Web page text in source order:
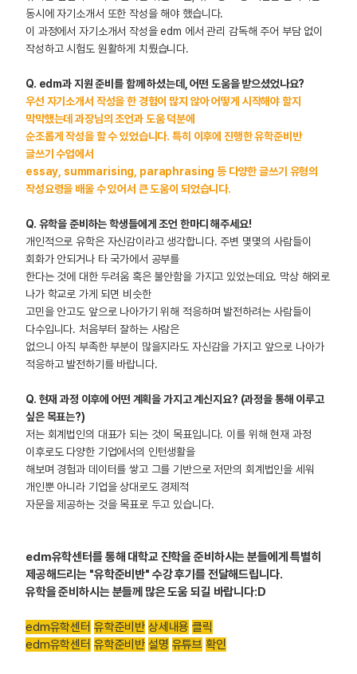
동시에 자기소개서 또한 작성을 해야 했습니다.
이 과정에서 자기소개서 작성을 edm 에서 관리 감독해 주어 부담 없이
작성하고 시험도 원활하게 치뤘습니다.
Q. edm과 지원 준비를 함께 하셨는데, 어떤 도움을 받으셨었나요?
우선 자기소개서 작성을 한 경험이 많지 않아 어떻게 시작해야 할지
막막했는데 과장님의 조언과 도움 덕분에
순조롭게 작성을 할 수 있었습니다. 특히 이후에 진행한 유학준비반
글쓰기 수업에서
essay, summarising, paraphrasing 등 다양한 글쓰기 유형의
작성요령을 배울 수 있어서 큰 도움이 되었습니다.
Q. 유학을 준비하는 학생들에게 조언 한마디 해주세요!
개인적으로 유학은 자신감이라고 생각합니다. 주변 몇몇의 사람들이
회화가 안되거나 타 국가에서 공부를
한다는 것에 대한 두려움 혹은 불안함을 가지고 있었는데요. 막상 해외로
나가 학교로 가게 되면 비슷한
고민을 안고도 앞으로 나아가기 위해 적응하며 발전하려는 사람들이
다수입니다. 처음부터 잘하는 사람은
없으니 아직 부족한 부분이 많을지라도 자신감을 가지고 앞으로 나아가
적응하고 발전하기를 바랍니다.
Q. 현재 과정 이후에 어떤 계획을 가지고 계신지요? (과정을 통해 이루고
싶은 목표는?)
저는 회계법인의 대표가 되는 것이 목표입니다. 이를 위해 현재 과정
이후로도 다양한 기업에서의 인턴생활을
해보며 경험과 데이터를 쌓고 그를 기반으로 저만의 회계법인을 세워
개인뿐 아니라 기업을 상대로도 경제적
자문을 제공하는 것을 목표로 두고 있습니다.
edm유학센터를 통해 대학교 진학을 준비하시는 분들에게 특별히
제공해드리는 "유학준비반" 수강 후기를 전달해드립니다.
유학을 준비하시는 분들께 많은 도움 되길 바랍니다:D
edm유학센터 유학준비반 상세내용 클릭
edm유학센터 유학준비반 설명 유튜브 확인